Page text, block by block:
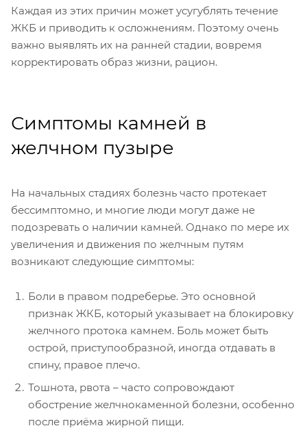
Каждая из этих причин может усугублять течение
ЖКБ и приводить к осложнениям. Поэтому очень
важно выявлять их на ранней стадии, вовремя
корректировать образ жизни, рацион.
Симптомы камней в
желчном пузыре
На начальных стадиях болезнь часто протекает
бессимптомно, и многие люди могут даже не
подозревать о наличии камней. Однако по мере их
увеличения и движения по желчным путям
возникают следующие симптомы:
Боли в правом подреберье. Это основной
признак ЖКБ, который указывает на блокировку
желчного протока камнем. Боль может быть
острой, приступообразной, иногда отдавать в
спину, правое плечо.
Тошнота, рвота – часто сопровождают
обострение желчнокаменной болезни, особенно
после приёма жирной пищи.